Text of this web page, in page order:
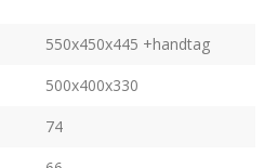
550x450x445 +handtag
500x400x330
74